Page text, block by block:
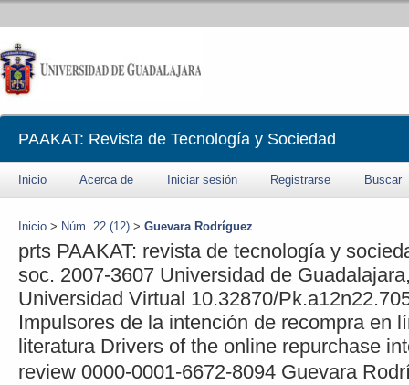
PAAKAT: Revista de Tecnología y Sociedad
Inicio Acerca de Iniciar sesión Registrarse Buscar
Inicio > Núm. 22 (12) > Guevara Rodríguez
prts PAAKAT: revista de tecnología y
soc. 2007-3607 Universidad de
Universidad Virtual 10.32870/
Impulsores de la intención de recompra en
literatura Drivers of the online repurchase
review 0000-0001-6672-8094 Guevara